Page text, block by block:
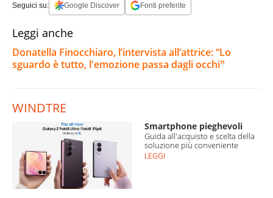
Seguici su: Google Discover Fonti preferite
Leggi anche
Donatella Finocchiaro, l’intervista all’attrice: “Lo
sguardo è tutto, l'emozione passa dagli occhiˮ
WINDTRE
Smartphone pieghevoli
Guida all'acquisto e scelta della
soluzione più conveniente
LEGGI